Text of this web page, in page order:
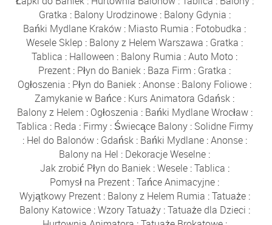
Gratka : Balony Urodzinowe: Balony Gdynia :
Bańki Mydlane Kraków : Miasto Rumia : Fotobudka :
Wesele Sklep : Balony z Helem Warszawa : Gratka :
Tablica : Halloween : Balony Rumia :Auto Moto :
Prezent : Płyn do Baniek : Baza Firm : Gratka :
Ogłoszenia : Płyn do Baniek :Anonse : Balony Foliowe :
Zamykanie w Bańce : Kurs Animatora Gdańsk :
Balony z Helem : Ogłoszenia : Bańki Mydlane Wrocław:
Tablica : Reda : Firmy: Świecące Balony: Solidne Firmy
: Hel do Balonów: Gdańsk: Bańki Mydlane:Anonse:
Balony na Hel : Dekoracje Weselne :
Jak zrobić Płyn do Baniek:Wesele:Tablica :
Pomysł na Prezent :Tańce Animacyjne :
Wyjątkowy Prezent: Balony z Helem Rumia :Tatuaże:
Balony Katowice:Wzory Tatuaży:Tatuaże dla Dzieci :